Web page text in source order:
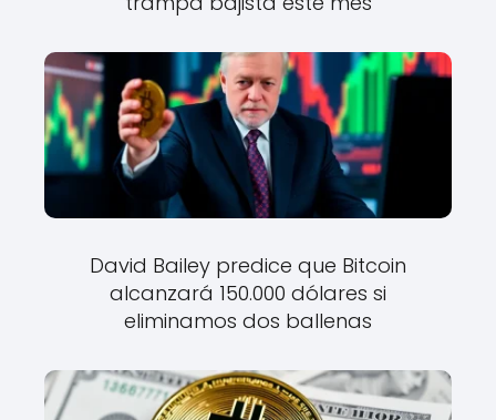
David Bailey predice que Bitcoin
alcanzará 150.000 dólares si
eliminamos dos ballenas